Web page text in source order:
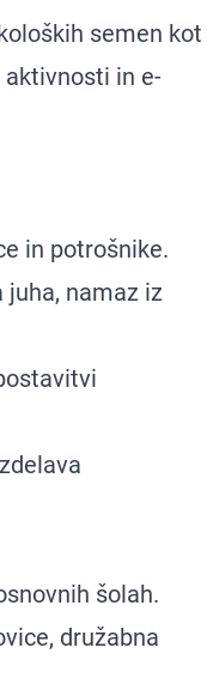
semen kot
in e-
in potrošnike.
juha, namaz iz
šolah.
družabna